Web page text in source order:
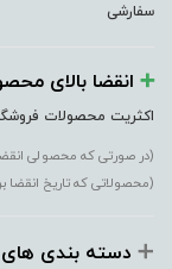
سفارشی
➕️ انقضا بالای
اکثریت محصولات فروشگاه
(در صورتی که محصولی
(محصولاتی که تاریخ انقضا
➕️ دسته بندی های